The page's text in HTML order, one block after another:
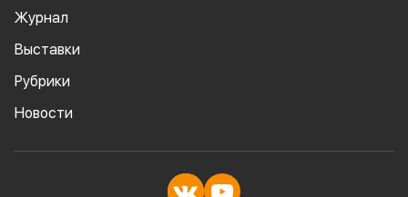
Журнал
Выставки
Рубрики
Новости